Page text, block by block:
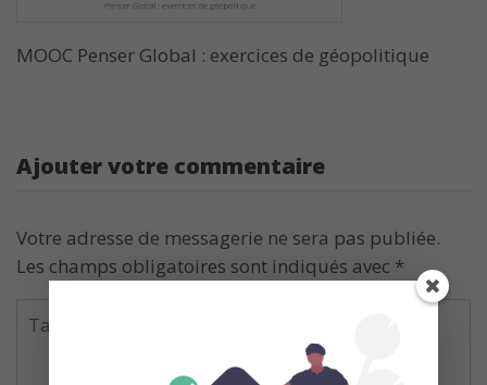
MOOC Penser Global : exercices de géopolitique
Ajouter votre commentaire
Votre adresse de messagerie ne sera pas publiée.
Les champs obligatoires sont indiqués avec *